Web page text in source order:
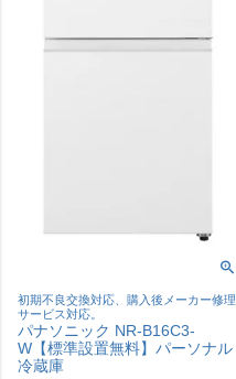
初期不良交換対応、購入後メーカー修理
サービス対応。
パナソニック NR-B16C3-
W【標準設置無料】パーソナル
冷蔵庫